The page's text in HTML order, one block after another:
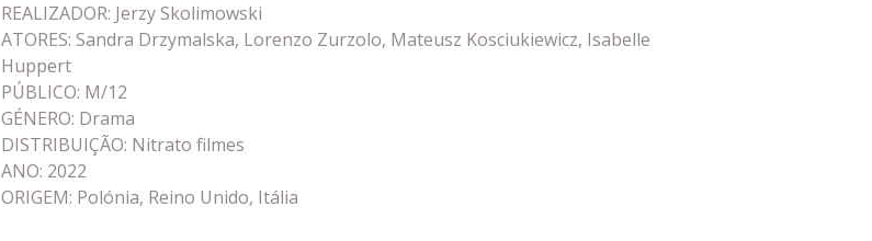
REALIZADOR: Jerzy Skolimowski
ATORES: Sandra Drzymalska, Lorenzo Zurzolo, Mateusz Kosciukiewicz, Isabelle
Huppert
PÚBLICO: M/12
GÉNERO: Drama
DISTRIBUIÇÃO: Nitrato filmes
ANO: 2022
ORIGEM: Polónia, Reino Unido, Itália